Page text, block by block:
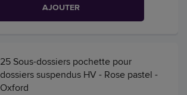
AJOUTER
25 Sous-dossiers pochette pour
dossiers suspendus HV - Rose pastel -
Oxford